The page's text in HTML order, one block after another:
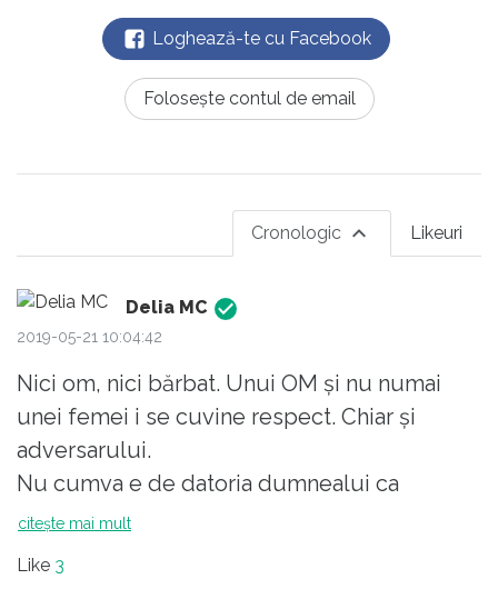
Loghează-te cu Facebook
Folosește contul de email
Likeuri
Cronologic
Delia MC
2019-05-21 10:04:42
Nici om, nici bărbat. Unui OM și nu numai
unei femei i se cuvine respect. Chiar și
adversarului.
Nu cumva e de datoria dumnealui ca
ministru să susțină cluburile sportive? Le
citește mai mult
Like 3